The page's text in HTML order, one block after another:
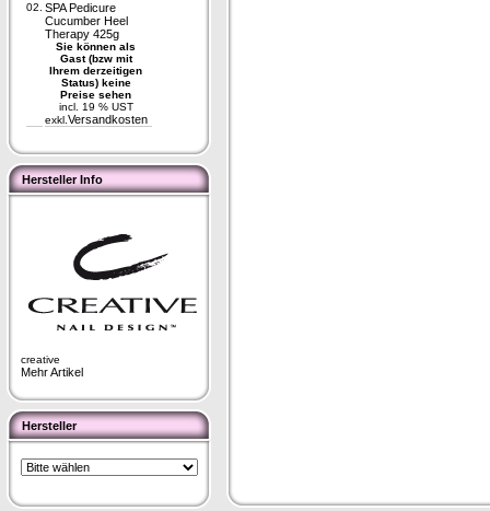
02. SPA Pedicure
Cucumber Heel
Therapy 425g
Sie können als
Gast (bzw mit
Ihrem derzeitigen
Status) keine
Preise sehen
incl. 19 % UST
exkl. Versandkosten
Hersteller Info
creative
Mehr Artikel
Hersteller